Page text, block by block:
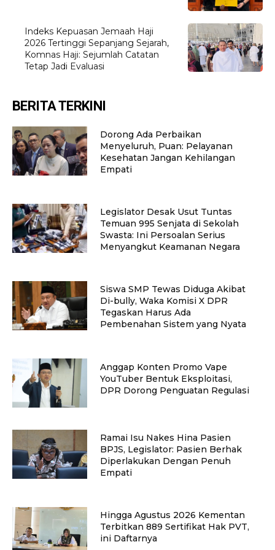
Indeks Kepuasan Jemaah Haji
2026 Tertinggi Sepanjang Sejarah,
Komnas Haji: Sejumlah Catatan
Tetap Jadi Evaluasi
BERITA TERKINI
Dorong Ada Perbaikan
Menyeluruh, Puan: Pelayanan
Kesehatan Jangan Kehilangan
Empati
Legislator Desak Usut Tuntas
Temuan 995 Senjata di Sekolah
Swasta: Ini Persoalan Serius
Menyangkut Keamanan Negara
Siswa SMP Tewas Diduga Akibat
Di-bully, Waka Komisi X DPR
Tegaskan Harus Ada
Pembenahan Sistem yang Nyata
Anggap Konten Promo Vape
YouTuber Bentuk Eksploitasi,
DPR Dorong Penguatan Regulasi
Ramai Isu Nakes Hina Pasien
BPJS, Legislator: Pasien Berhak
Diperlakukan Dengan Penuh
Empati
Hingga Agustus 2026 Kementan
Terbitkan 889 Sertifikat Hak PVT,
ini Daftarnya